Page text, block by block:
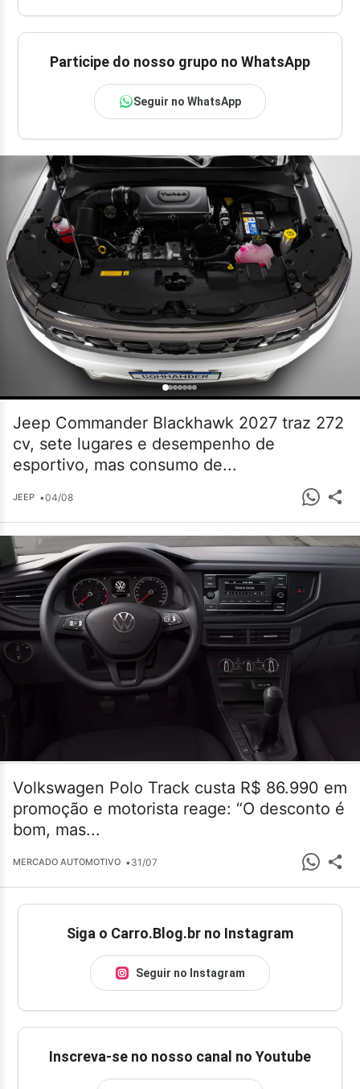
Participe do nosso grupo no WhatsApp
Seguir no WhatsApp
Jeep Commander Blackhawk 2027 traz 272
cv, sete lugares e desempenho de
esportivo, mas consumo de...
JEEP •04/08
Volkswagen Polo Track custa R$ 86.990 em
promoção e motorista reage: “O desconto é
bom, mas...
MERCADO AUTOMOTIVO •31/07
Siga o Carro.Blog.br no Instagram
Seguir no Instagram
Inscreva-se no nosso canal no Youtube